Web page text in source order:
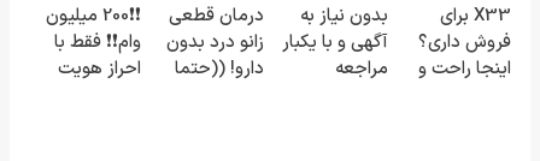
بفروشش
| فقط ۲۵
میلیون !
سریع و راحت
بفروش
بفروشش
X33 برای
فروش داری؟
اینجا راحت و
بدون نیاز به
آگهی و با یکبار
مراجعه
درمان قطعی
زانو درد بدون
دارو! ((حتما
❗❗200 میلیون
وام❗❗ فقط با
احراز هویت